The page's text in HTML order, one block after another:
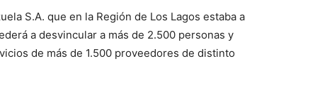
S.A. que en la Región de Los Lagos estaba a
a desvincular a más de 2.500 personas y
de más de 1.500 proveedores de distinto